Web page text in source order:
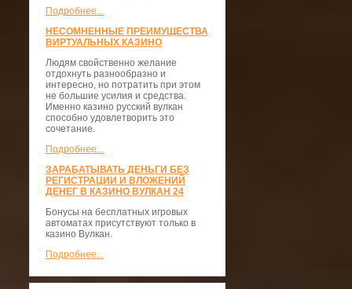
Подробнее...
НЕСОМНЕННЫЕ ПРЕИМУЩЕСТВА
ВИРТУАЛЬНЫХ КАЗИНО
Людям свойственно желание
отдохнуть разнообразно и
интересно, но потратить при этом
не большие усилия и средства.
Именно казино русский вулкан
способно удовлетворить это
сочетание.
Подробнее...
ЗАРАБАТЫВАТЬ ДЕНЬГИ БЕЗ
РЕГИСТРАЦИИ И ВЛОЖЕНИЙ
ДЕНЕГ В КАЗИНО ВУЛКАН 24
Бонусы на бесплатных игровых
автоматах присутствуют только в
казино Вулкан.
Подробнее...